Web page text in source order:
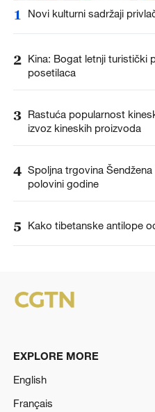
1 Novi kulturni sadržaji
2 Kina: Bogat letnji turistički
posetilaca
3 Rastuća popularnost
izvoz kineskih proizvoda
4 Spoljna trgovina
polovini godine
5 Kako tibetanske antilope
EXPLORE MORE
English
Français